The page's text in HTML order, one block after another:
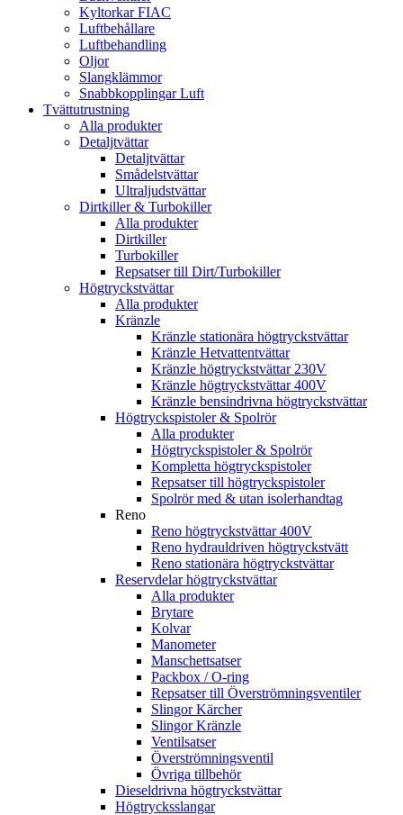
Kyltorkar FIAC
Luftbehållare
Luftbehandling
Oljor
Slangklämmor
Snabbkopplingar Luft
Tvättutrustning
Alla produkter
Detaljtvättar
Detaljtvättar
Smådelstvättar
Ultraljudstvättar
Dirtkiller & Turbokiller
Alla produkter
Dirtkiller
Turbokiller
Repsatser till Dirt/Turbokiller
Högtryckstvättar
Alla produkter
Kränzle
Kränzle stationära högtryckstvättar
Kränzle Hetvattentvättar
Kränzle högtryckstvättar 230V
Kränzle högtryckstvättar 400V
Kränzle bensindrivna högtryckstvättar
Högtryckspistoler & Spolrör
Alla produkter
Högtryckspistoler & Spolrör
Kompletta högtryckspistoler
Repsatser till högtryckspistoler
Spolrör med & utan isolerhandtag
Reno
Reno högtryckstvättar 400V
Reno hydrauldriven högtryckstvätt
Reno stationära högtryckstvättar
Reservdelar högtryckstvättar
Alla produkter
Brytare
Kolvar
Manometer
Manschettsatser
Packbox / O-ring
Repsatser till Överströmningsventiler
Slingor Kärcher
Slingor Kränzle
Ventilsatser
Överströmningsventil
Övriga tillbehör
Dieseldrivna högtryckstvättar
Högtrycksslangar